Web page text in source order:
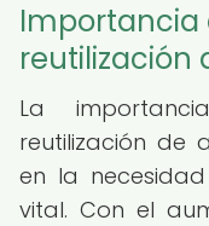
Importancia
reutilización
La
reutilización de
en la
vital. Con el